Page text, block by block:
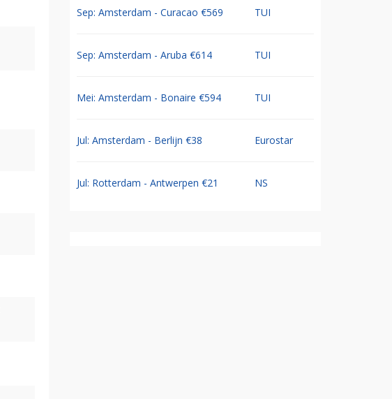
Sep: Amsterdam - Curacao €569 TUI
Sep: Amsterdam - Aruba €614 TUI
Mei: Amsterdam - Bonaire €594 TUI
Jul: Amsterdam - Berlijn €38 Eurostar
Jul: Rotterdam - Antwerpen €21 NS